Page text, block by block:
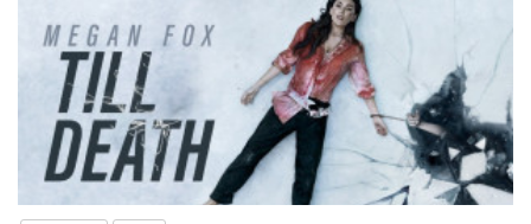
trường làm việc.Cách thực hiện:Tạo danh sách từ
vựng chuyên ngành.Sử dụng từ điển chuyên ngành
hoặc tìm kiếm từ vựng trực tuyến.Từ vựng Các từ
có nhiều nghĩaBạn đã bao giờ thấy một từ tiếng Anh
mà bạn nghĩ rằng bạn đã biết — nhưng lại được sử